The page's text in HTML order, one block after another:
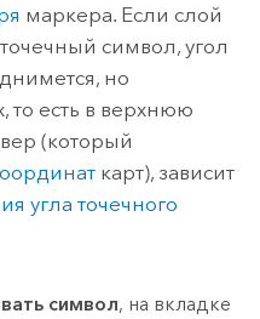
маркера. Если слой
символ, угол
но
то есть в верхнюю
(который
карт), зависит
угла точечного
символ, на вкладке